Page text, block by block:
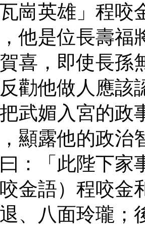
崗英雄」程咬
他是位長壽福
喜，即使長孫
勸他做人應該
武媚入宮的政
顯露他的政治
：「此陛下家
金語）程咬金
、八面玲瓏；